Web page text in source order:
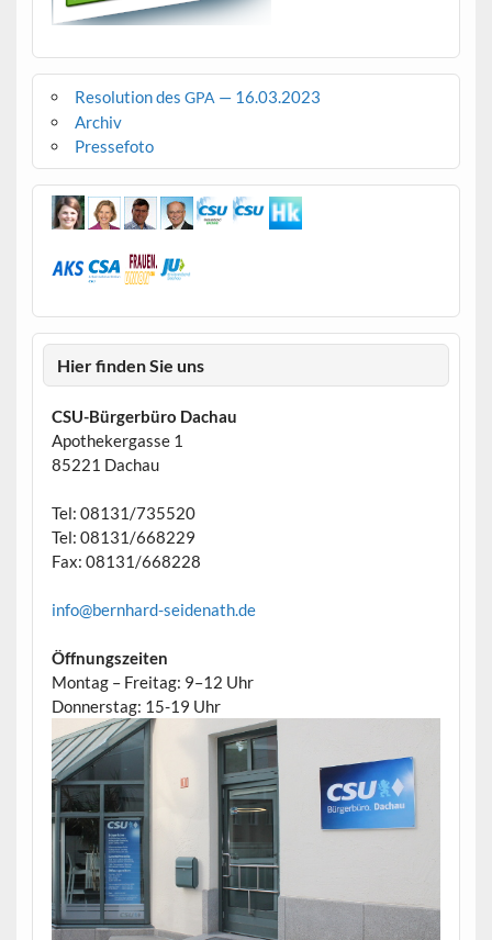
Resolution des GPA — 16.03.2023
Archiv
Pressefoto
Hier finden Sie uns
CSU-Bürgerbüro Dachau
Apothekergasse 1
85221 Dachau
Tel: 08131/735520
Tel: 08131/668229
Fax: 08131/668228
info@bernhard-seidenath.de
Öffnungszeiten
Montag – Freitag: 9–12 Uhr
Donnerstag: 15-19 Uhr